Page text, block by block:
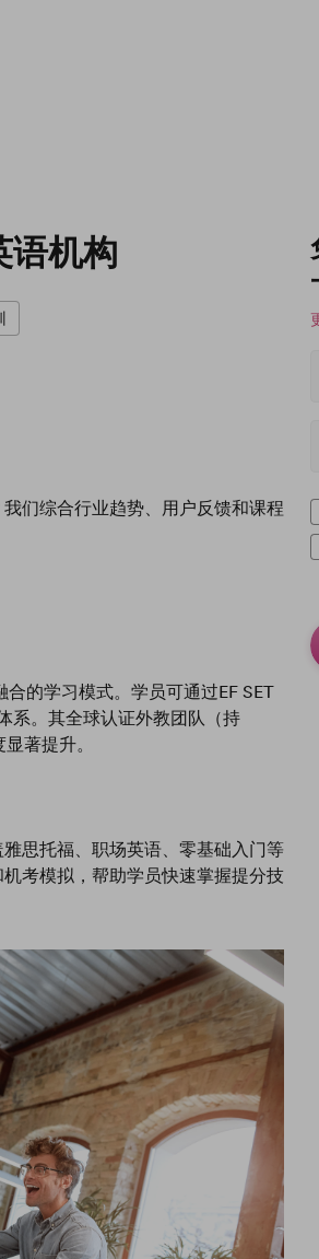
语机构
们综合行业趋势、用户反馈和课程
的学习模式。学员可通过EF SET
系。其全球认证外教团队（持
著提升。
思托福、职场英语、零基础入门等
考模拟，帮助学员快速掌握提分技